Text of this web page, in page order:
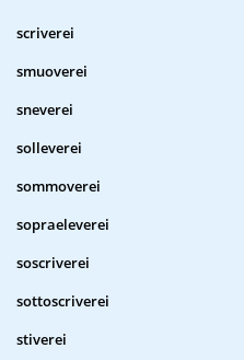
scriverei
smuoverei
sneverei
solleverei
sommoverei
sopraeleverei
soscriverei
sottoscriverei
stiverei